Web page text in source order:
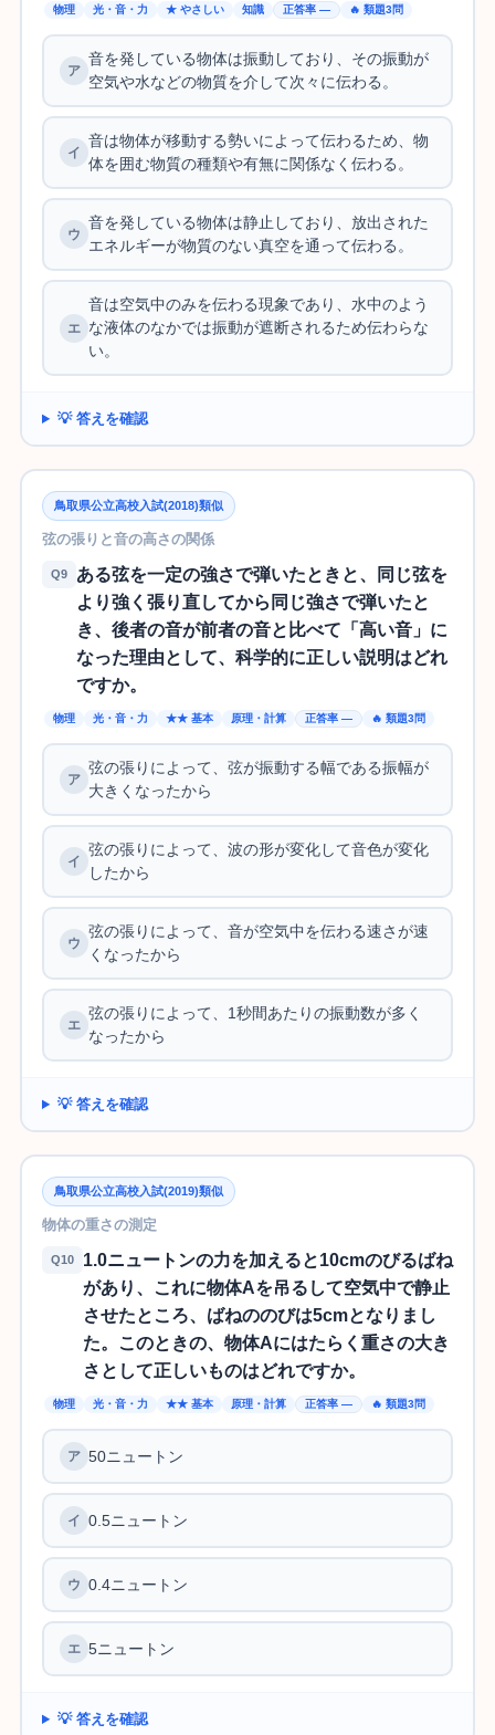
物理 光・音・力 ★ やさしい 知識 正答率 — 🔥 類題3問
音を発している物体は振動しており、その振動が
空気や水などの物質を介して次々に伝わる。
音は物体が移動する勢いによって伝わるため、物
体を囲む物質の種類や有無に関係なく伝わる。
音を発している物体は静止しており、放出された
エネルギーが物質のない真空を通って伝わる。
音は空気中のみを伝わる現象であり、水中のよう
な液体のなかでは振動が遮断されるため伝わらな
い。
💡 答えを確認
鳥取県公立高校入試(2018)類似
弦の張りと音の高さの関係
Q9
ある弦を一定の強さで弾いたときと、同じ弦を
より強く張り直してから同じ強さで弾いたと
き、後者の音が前者の音と比べて「高い音」に
なった理由として、科学的に正しい説明はどれ
ですか。
物理 光・音・力 ★★ 基本 原理・計算 正答率 — 🔥 類題3問
弦の張りによって、弦が振動する幅である振幅が
大きくなったから
弦の張りによって、波の形が変化して音色が変化
したから
弦の張りによって、音が空気中を伝わる速さが速
くなったから
弦の張りによって、1秒間あたりの振動数が多く
なったから
💡 答えを確認
鳥取県公立高校入試(2019)類似
物体の重さの測定
Q10
1.0ニュートンの力を加えると10cmのびるばね
があり、これに物体Aを吊るして空気中で静止
させたところ、ばねののびは5cmとなりまし
た。このときの、物体Aにはたらく重さの大き
さとして正しいものはどれですか。
物理 光・音・力 ★★ 基本 原理・計算 正答率 — 🔥 類題3問
50ニュートン
0.5ニュートン
0.4ニュートン
5ニュートン
💡 答えを確認